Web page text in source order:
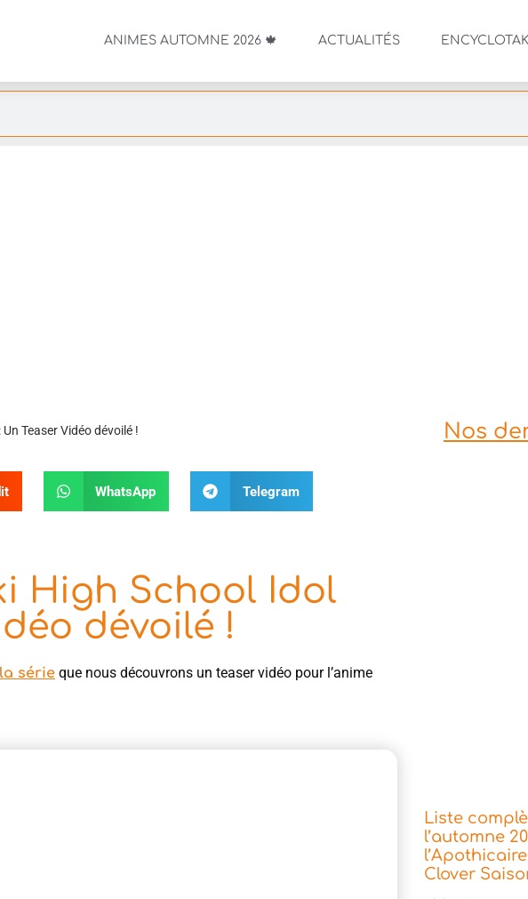
ANIMES AUTOMNE 2026 🍁 ACTUALITÉS
Teaser Vidéo dévoilé !
WhatsApp Telegram
High School Idol
dévoilé !
série que nous découvrons un teaser vidéo pour l’anime
Nos
Liste
l’automne
Clover